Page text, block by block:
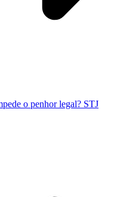
o penhor legal? STJ